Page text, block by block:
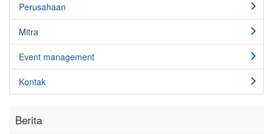
Perusahaan
Mitra
Event management
Kontak
Berita